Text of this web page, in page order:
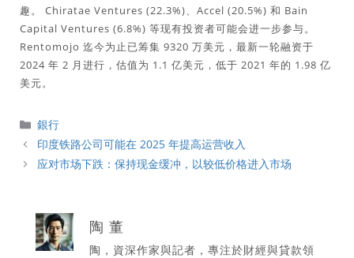
趣。 Chiratae Ventures (22.3%)、Accel (20.5%) 和 Bain
Capital Ventures (6.8%) 等现有投资者可能会进一步参与。
Rentomojo 迄今为止已筹集 9320 万美元，最新一轮融资于
2024 年 2 月进行，估值为 1.1 亿美元，低于 2021 年的 1.98 亿
美元。
分
類
銀行
印度铁路公司可能在 2025 年提高运营收入
应对市场下跌：保持现金缓冲，以较低价格进入市场
陶 董
陶，資深作家與記者，專注於財經與貸款領